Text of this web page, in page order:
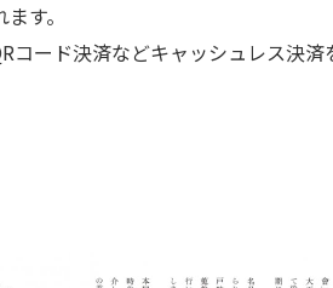
す。
ード決済などキャッシュレス決済